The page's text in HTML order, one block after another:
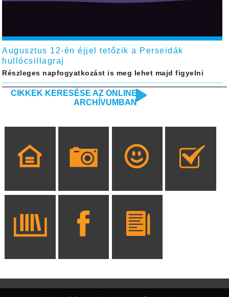
Augusztus 12-én éjjel tetőzik a Perseidák
hullócsillagraj
Részleges napfogyatkozást is meg lehet majd figyelni
CIKKEK KERESÉSE AZ ONLINE
ARCHÍVUMBAN